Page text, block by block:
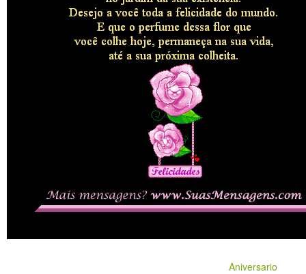
Aniversario